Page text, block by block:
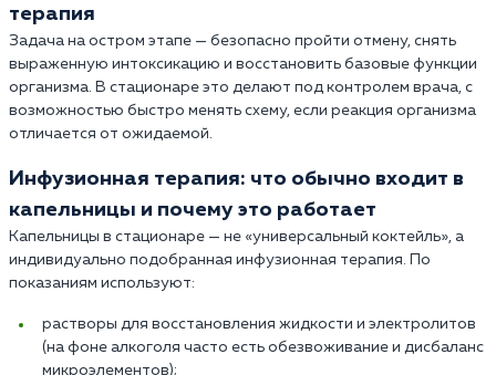
терапия
Задача на остром этапе — безопасно пройти отмену, снять
выраженную интоксикацию и восстановить базовые функции
организма. В стационаре это делают под контролем врача, с
возможностью быстро менять схему, если реакция организма
отличается от ожидаемой.
Инфузионная терапия: что обычно входит в
капельницы и почему это работает
Капельницы в стационаре — не «универсальный коктейль», а
индивидуально подобранная инфузионная терапия. По
показаниям используют:
растворы для восстановления жидкости и электролитов
(на фоне алкоголя часто есть обезвоживание и дисбаланс
микроэлементов);